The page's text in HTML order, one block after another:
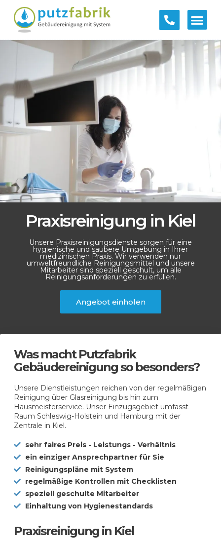
Praxisreinigung in Kiel
Unsere Praxisreinigungsdienste sorgen für eine
hygienische und saubere Umgebung in Ihrer
medizinischen Praxis. Wir verwenden nur
umweltfreundliche Reinigungsmittel und unsere
Mitarbeiter sind speziell geschult, um alle
Reinigungsanforderungen zu erfüllen.
Angebot einholen
Was macht Putzfabrik
Gebäudereinigung so besonders?
Unsere Dienstleistungen reichen von der regelmäßigen
Reinigung über Glasreinigung bis hin zum
Hausmeisterservice. Unser Einzugsgebiet umfasst
Raum Schleswig-Holstein und Hamburg mit der
Zentrale in Kiel.
sehr faires Preis - Leistungs - Verhältnis
ein einziger Ansprechpartner für Sie
Reinigungspläne mit System
regelmäßige Kontrollen mit Checklisten
speziell geschulte Mitarbeiter
Einhaltung von Hygienestandards
Praxisreinigung in Kiel